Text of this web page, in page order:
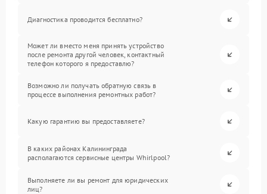
Диагностика проводится бесплатно?
Может ли вместо меня принять устройство
после ремонта другой человек, контактный
телефон которого я предоставлю?
Возможно ли получать обратную связь в
процессе выполнения ремонтных работ?
Какую гарантию вы предоставляете?
В каких районах Калининграда
располагаются сервисные центры Whirlpool?
Выполняете ли вы ремонт для юридических
лиц?